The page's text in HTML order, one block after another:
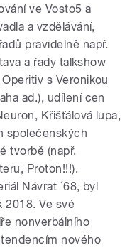
ve Vosto5 a
a vzdělávání,
pravidelně např.
a řady talkshow
s Veronikou
ad.), udílení cen
Křišťálová lupa,
společenských
tvorbě (např.
Proton!!!).
Návrat ´68, byl
2018. Ve své
nonverbálního
nového